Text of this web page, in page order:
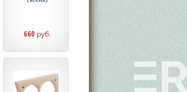
660 руб.